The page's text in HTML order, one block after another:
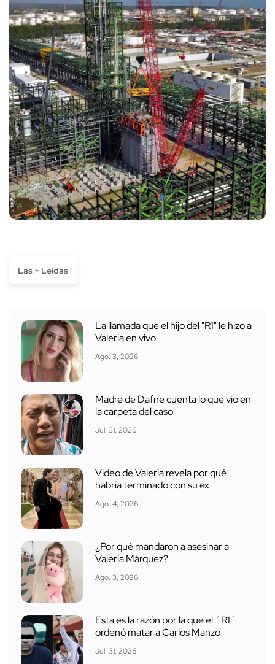
Las + Leídas
La llamada que el hijo del "R1" le hizo a
Valeria en vivo
Ago. 3, 2026
Madre de Dafne cuenta lo que vio en
la carpeta del caso
Jul. 31, 2026
Video de Valeria revela por qué
habría terminado con su ex
Ago. 4, 2026
¿Por qué mandaron a asesinar a
Valeria Márquez?
Ago. 3, 2026
Esta es la razón por la que el ´R1´
ordenó matar a Carlos Manzo
Jul. 31, 2026